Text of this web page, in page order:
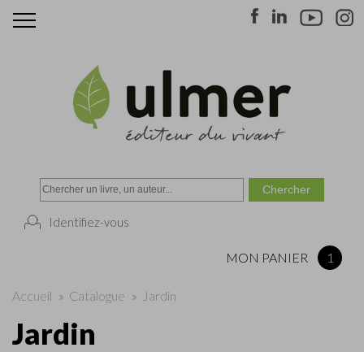
Identifiez-vous
MON PANIER 1
Accueil » Catalogue » Jardin
Jardin